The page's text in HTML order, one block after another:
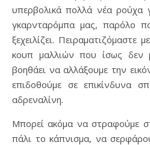
υπερβολικά πολλά νέα ρούχα
γκαρνταρόμπα μας, παρόλο
ξεχειλίζει. Πειραματιζόμαστε
κουπ μαλλιών που ίσως δεν
βοηθάει να αλλάξουμε την
επιδοθούμε σε επικίνδυνα
αδρεναλίνη.
Μπορεί ακόμα να στραφούμε
πάλι το κάπνισμα, να